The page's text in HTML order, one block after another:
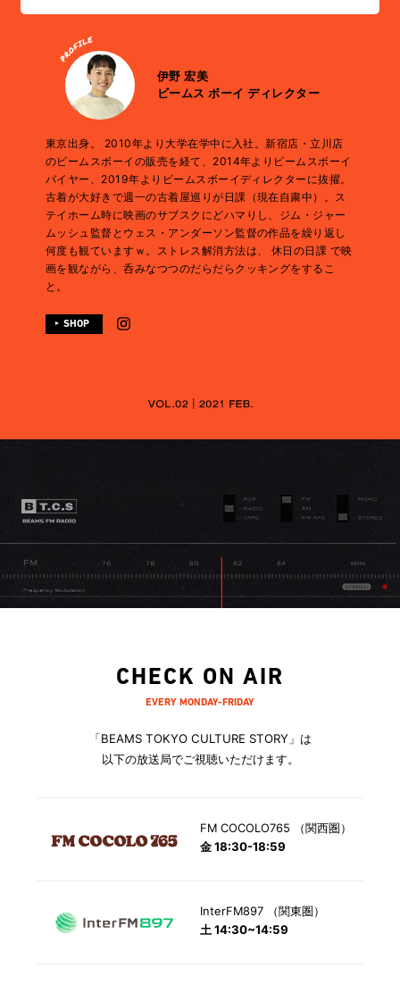
している気分で一日を過ごし、反省点を次に生かしましょう。
その繰り返しが、お洋服といつまでもラブラブでいられる秘訣
です！
着が多いです。トレンドに関係なく選んだものだからかもしれ
ません。また、古着の多くは、過去にたくさんの人に愛され定
番となったものや、ハンドメイドで愛着を持って受け継がれて
きたもの。それらをさらに育てたい。新品のお洋服を選ぶとき
も同じです。一生添い遂げていきたいと思えるものを買うよう
に心がけましょう。
伊野 宏美
ビームス ボーイ ディレクター
東京出身。 2010年より大学在学中に入社。新宿店・立川店
のビームスボーイの販売を経て、2014年よりビームスボーイ
バイヤー、2019年よりビームスボーイディレクターに抜擢。
古着が大好きで週一の古着屋巡りが日課（現在自粛中）。ス
テイホーム時に映画のサブスクにどハマりし、ジム・ジャー
ムッシュ監督とウェス・アンダーソン監督の作品を繰り返し
何度も観ていますｗ。ストレス解消方法は、 休日の日課 で映
画を観ながら、呑みなつつのだらだらクッキングをするこ
と。
SHOP
CHECK ON AIR
EVERY MONDAY-FRIDAY
「BEAMS TOKYO CULTURE STORY」は
以下の放送局でご視聴いただけます。
FM COCOLO765 （関西圏）
金 18:30-18:59
InterFM897 （関東圏）
土 14:30~14:59